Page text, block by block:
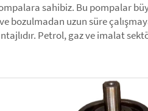
sahibiz. Bu pompalar
bozulmadan uzun süre
Petrol, gaz ve imalat